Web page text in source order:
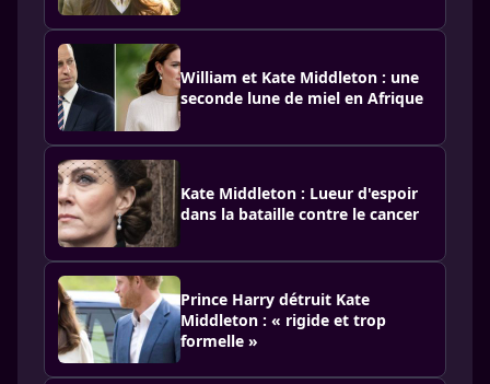
William et Kate Middleton : une
seconde lune de miel en Afrique
Kate Middleton : Lueur d'espoir
dans la bataille contre le cancer
Prince Harry détruit Kate
Middleton : « rigide et trop
formelle »